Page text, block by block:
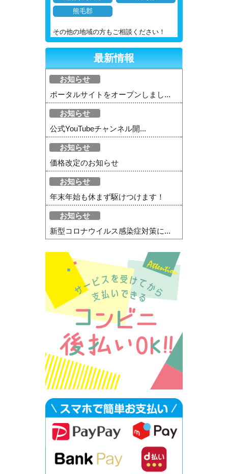
熊毛郡
その他の地域の方もご相談ください！
最新情報
お知らせ
ポータルサイトをオープンしまし...
お知らせ
公式YouTubeチャンネル開...
お知らせ
価格改定のお知らせ
お知らせ
年末年始も休まず駆けつけます！
お知らせ
新型コロナウイルス感染症対策に...